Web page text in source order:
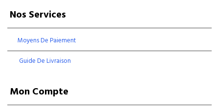
Nos Services
Moyens De Paiement
Guide De Livraison
Mon Compte